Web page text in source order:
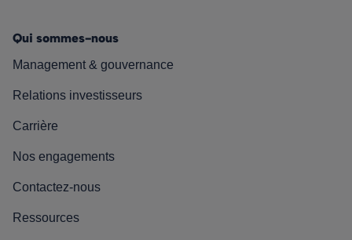
Qui sommes-nous
Management & gouvernance
Relations investisseurs
Carrière
Nos engagements
Contactez-nous
Ressources